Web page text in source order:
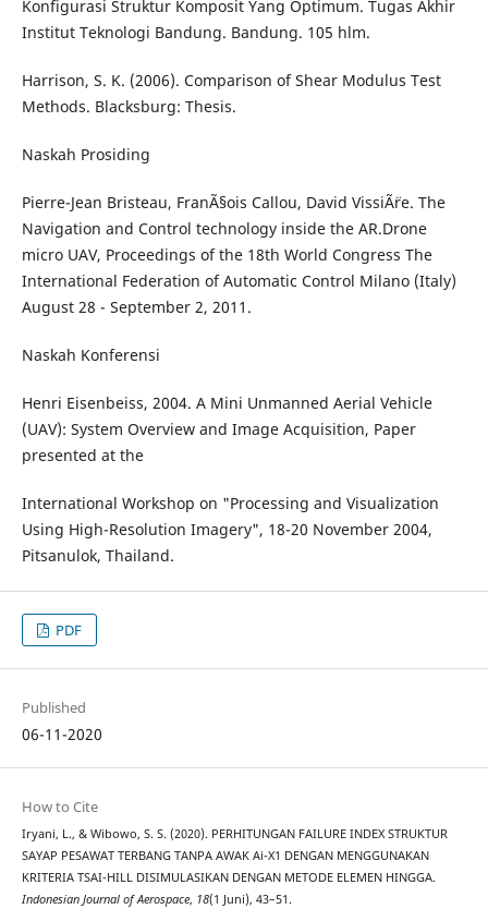
Konfigurasi Struktur Komposit Yang Optimum. Tugas Akhir
Institut Teknologi Bandung. Bandung. 105 hlm.
Harrison, S. K. (2006). Comparison of Shear Modulus Test
Methods. Blacksburg: Thesis.
Naskah Prosiding
Pierre-Jean Bristeau, FranÃ§ois Callou, David VissiÃ¨re. The
Navigation and Control technology inside the AR.Drone
micro UAV, Proceedings of the 18th World Congress The
International Federation of Automatic Control Milano (Italy)
August 28 - September 2, 2011.
Naskah Konferensi
Henri Eisenbeiss, 2004. A Mini Unmanned Aerial Vehicle
(UAV): System Overview and Image Acquisition, Paper
presented at the
International Workshop on "Processing and Visualization
Using High-Resolution Imagery", 18-20 November 2004,
Pitsanulok, Thailand.
PDF
Published
06-11-2020
How to Cite
Iryani, L., & Wibowo, S. S. (2020). PERHITUNGAN FAILURE INDEX STRUKTUR
SAYAP PESAWAT TERBANG TANPA AWAK Ai-X1 DENGAN MENGGUNAKAN
KRITERIA TSAI-HILL DISIMULASIKAN DENGAN METODE ELEMEN HINGGA.
Indonesian Journal of Aerospace, 18(1 Juni), 43–51.